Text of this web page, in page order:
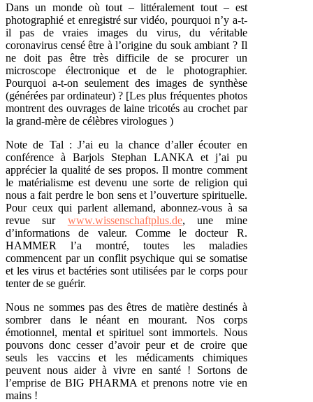
Dans un monde où tout – littéralement tout – est
photographié et enregistré sur vidéo, pourquoi n’y a-t-
il pas de vraies images du virus, du véritable
coronavirus censé être à l’origine du souk ambiant ? Il
ne doit pas être très difficile de se procurer un
microscope électronique et de le photographier.
Pourquoi a-t-on seulement des images de synthèse
(générées par ordinateur) ? [Les plus fréquentes photos
montrent des ouvrages de laine tricotés au crochet par
la grand-mère de célèbres virologues )
Note de Tal : J’ai eu la chance d’aller écouter en
conférence à Barjols Stephan LANKA et j’ai pu
apprécier la qualité de ses propos. Il montre comment
le matérialisme est devenu une sorte de religion qui
nous a fait perdre le bon sens et l’ouverture spirituelle.
Pour ceux qui parlent allemand, abonnez-vous à sa
revue sur www.wissenschaftplus.de, une mine
d’informations de valeur. Comme le docteur R.
HAMMER l’a montré, toutes les maladies
commencent par un conflit psychique qui se somatise
et les virus et bactéries sont utilisées par le corps pour
tenter de se guérir.
Nous ne sommes pas des êtres de matière destinés à
sombrer dans le néant en mourant. Nos corps
émotionnel, mental et spirituel sont immortels. Nous
pouvons donc cesser d’avoir peur et de croire que
seuls les vaccins et les médicaments chimiques
peuvent nous aider à vivre en santé ! Sortons de
l’emprise de BIG PHARMA et prenons notre vie en
mains !